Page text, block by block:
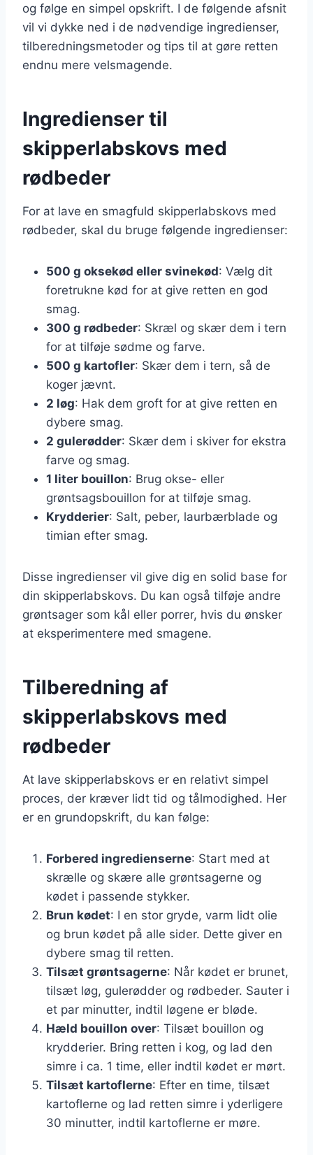
og følge en simpel opskrift. I de følgende afsnit
vil vi dykke ned i de nødvendige ingredienser,
tilberedningsmetoder og tips til at gøre retten
endnu mere velsmagende.
Ingredienser til
skipperlabskovs med
rødbeder
For at lave en smagfuld skipperlabskovs med
rødbeder, skal du bruge følgende ingredienser:
500 g oksekød eller svinekød: Vælg dit
foretrukne kød for at give retten en god
smag.
300 g rødbeder: Skræl og skær dem i tern
for at tilføje sødme og farve.
500 g kartofler: Skær dem i tern, så de
koger jævnt.
2 løg: Hak dem groft for at give retten en
dybere smag.
2 gulerødder: Skær dem i skiver for ekstra
farve og smag.
1 liter bouillon: Brug okse- eller
grøntsagsbouillon for at tilføje smag.
Krydderier: Salt, peber, laurbærblade og
timian efter smag.
Disse ingredienser vil give dig en solid base for
din skipperlabskovs. Du kan også tilføje andre
grøntsager som kål eller porrer, hvis du ønsker
at eksperimentere med smagene.
Tilberedning af
skipperlabskovs med
rødbeder
At lave skipperlabskovs er en relativt simpel
proces, der kræver lidt tid og tålmodighed. Her
er en grundopskrift, du kan følge:
Forbered ingredienserne: Start med at
skrælle og skære alle grøntsagerne og
kødet i passende stykker.
Brun kødet: I en stor gryde, varm lidt olie
og brun kødet på alle sider. Dette giver en
dybere smag til retten.
Tilsæt grøntsagerne: Når kødet er brunet,
tilsæt løg, gulerødder og rødbeder. Sauter i
et par minutter, indtil løgene er bløde.
Hæld bouillon over: Tilsæt bouillon og
krydderier. Bring retten i kog, og lad den
simre i ca. 1 time, eller indtil kødet er mørt.
Tilsæt kartoflerne: Efter en time, tilsæt
kartoflerne og lad retten simre i yderligere
30 minutter, indtil kartoflerne er møre.